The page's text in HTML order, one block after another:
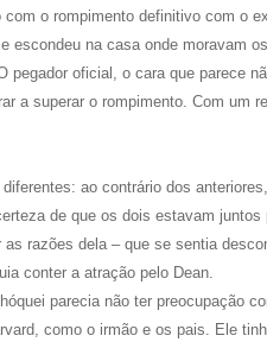
o rompimento definitivo com o
escondeu na casa onde moravam
pegador oficial, o cara que parece
a superar o rompimento. Com um
ao contrário dos
de que os dois estavam
as razões dela – que se sentia
conter a atração pelo Dean.
parecia não ter preocupação
como o irmão e os pais. Ele